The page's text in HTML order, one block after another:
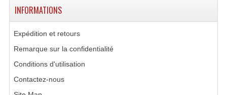
INFORMATIONS
Expédition et retours
Remarque sur la confidentialité
Conditions d'utilisation
Contactez-nous